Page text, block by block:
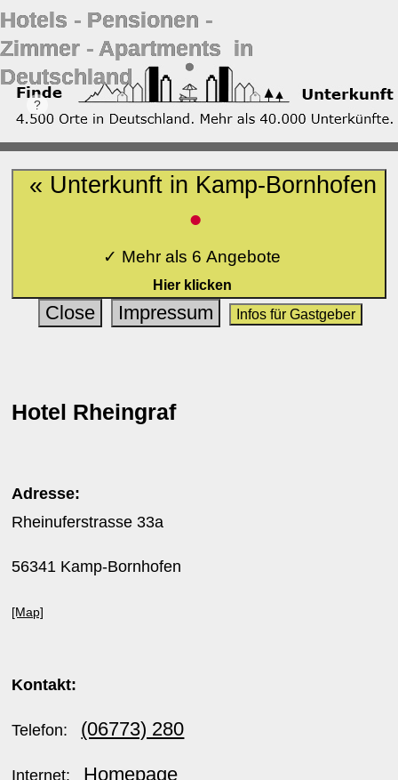
Hotels ‐ Pensionen ‐
Zimmer ‐ Apartments in
Deutschland
« Unterkunft in Kamp-Bornhofen
•
✓ Mehr als 6 Angebote
Hier klicken
Close Impressum Infos für Gastgeber
Hotel Rheingraf
Adresse:
Rheinuferstrasse 33a
56341 Kamp-Bornhofen
[Map]
Kontakt:
Telefon: (06773) 280
Internet: Homepage